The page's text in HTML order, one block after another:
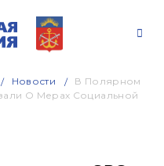
Новости
В Полярном
О Мерах Социальной